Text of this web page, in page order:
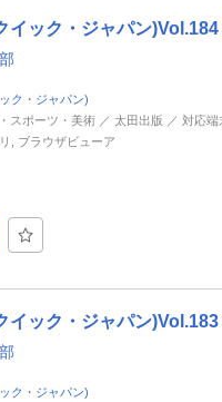
ック・ジャパン
ク・ジャパン)
スポーツ・美術 ／ 太田出版 ／ 対応端
, ブラウザビューア
ック・ジャパン
ク・ジャパン)